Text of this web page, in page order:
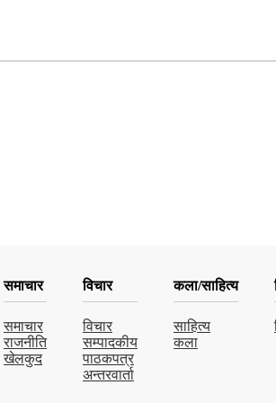
समाचार
समाचार
राजनीति
खेलकुद
विचार
विचार
सम्पादकीय
पाठकपत्र
अन्तरवार्ता
कला/साहित्य
साहित्य
कला